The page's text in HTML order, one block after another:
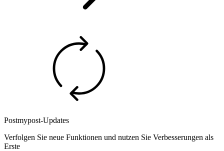
Postmypost-Updates
Verfolgen Sie neue Funktionen und nutzen Sie Verbesserungen als
Erste